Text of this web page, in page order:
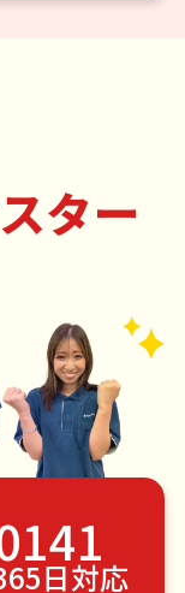
ター
日対応